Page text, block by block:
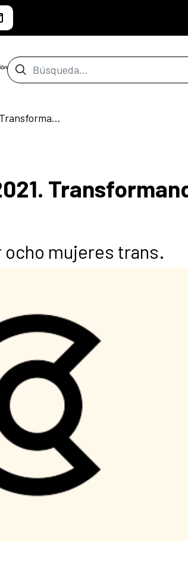
Barra de búsqueda
ARMARIOS ABIERTOS 2021. Transformando realidades
ocho mujeres trans.